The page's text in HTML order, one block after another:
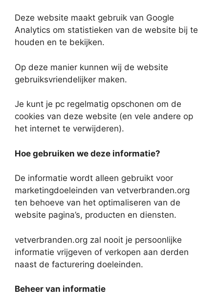
Deze website maakt gebruik van Google
Analytics om statistieken van de website bij te
houden en te bekijken.
Op deze manier kunnen wij de website
gebruiksvriendelijker maken.
Je kunt je pc regelmatig opschonen om de
cookies van deze website (en vele andere op
het internet te verwijderen).
Hoe gebruiken we deze informatie?
De informatie wordt alleen gebruikt voor
marketingdoeleinden van vetverbranden.org
ten behoeve van het optimaliseren van de
website pagina’s, producten en diensten.
vetverbranden.org zal nooit je persoonlijke
informatie vrijgeven of verkopen aan derden
naast de facturering doeleinden.
Beheer van informatie